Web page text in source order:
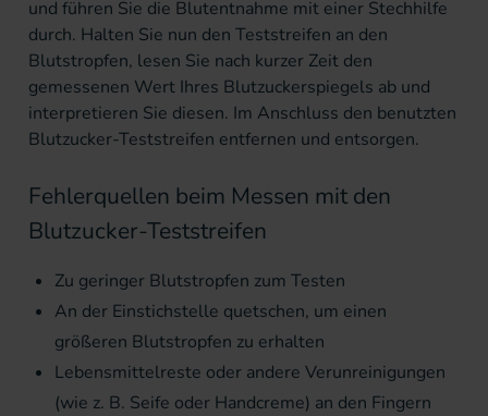
und führen Sie die Blutentnahme mit einer Stechhilfe
durch. Halten Sie nun den Teststreifen an den
Blutstropfen, lesen Sie nach kurzer Zeit den
gemessenen Wert Ihres Blutzuckerspiegels ab und
interpretieren Sie diesen. Im Anschluss den benutzten
Blutzucker-Teststreifen entfernen und entsorgen.
Fehlerquellen beim Messen mit den
Blutzucker-Teststreifen
Zu geringer Blutstropfen zum Testen
An der Einstichstelle quetschen, um einen
größeren Blutstropfen zu erhalten
Lebensmittelreste oder andere Verunreinigungen
(wie z. B. Seife oder Handcreme) an den Fingern